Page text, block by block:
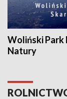
Woliński Park
Natury